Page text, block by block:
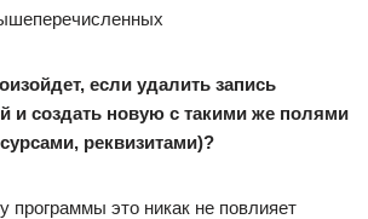
если удалить запись
и создать новую с такими же полями
реквизитами)?
программы это никак не повлияет